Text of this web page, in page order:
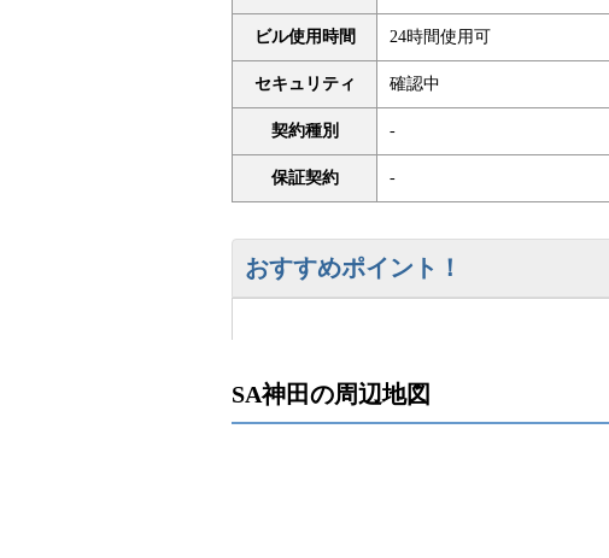
ビル使用時間 24時間使用可
セキュリティ 確認中
契約種別 -
保証契約 -
おすすめポイント！
SA神田の周辺地図